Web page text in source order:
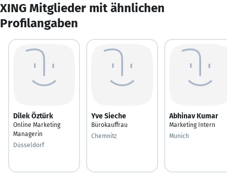
XING Mitglieder mit ähnlichen
Profilangaben
Dilek Öztürk
Online Marketing
Managerin
Düsseldorf
Yve Sieche
Bürokauffrau
Chemnitz
Abhinav Kumar
Marketing Intern
Munich